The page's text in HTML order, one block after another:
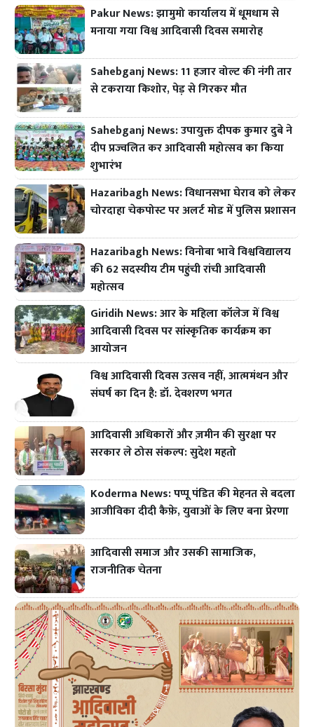
Pakur News: झामुमो कार्यालय में धूमधाम से
मनाया गया विश्व आदिवासी दिवस समारोह
Sahebganj News: 11 हजार वोल्ट की नंगी तार
से टकराया किशोर, पेड़ से गिरकर मौत
Sahebganj News: उपायुक्त दीपक कुमार दुबे ने
दीप प्रज्वलित कर आदिवासी महोत्सव का किया
शुभारंभ
Hazaribagh News: विधानसभा घेराव को लेकर
चोरदाहा चेकपोस्ट पर अलर्ट मोड में पुलिस प्रशासन
Hazaribagh News: विनोबा भावे विश्वविद्यालय
की 62 सदस्यीय टीम पहुंची रांची आदिवासी
महोत्सव
Giridih News: आर के महिला कॉलेज में विश्व
आदिवासी दिवस पर सांस्कृतिक कार्यक्रम का
आयोजन
विश्व आदिवासी दिवस उत्सव नहीं, आत्ममंथन और
संघर्ष का दिन है: डॉ. देवशरण भगत
आदिवासी अधिकारों और ज़मीन की सुरक्षा पर
सरकार ले ठोस संकल्प: सुदेश महतो
Koderma News: पप्पू पंडित की मेहनत से बदला
आजीविका दीदी कैफ़े, युवाओं के लिए बना प्रेरणा
आदिवासी समाज और उसकी सामाजिक,
राजनीतिक चेतना